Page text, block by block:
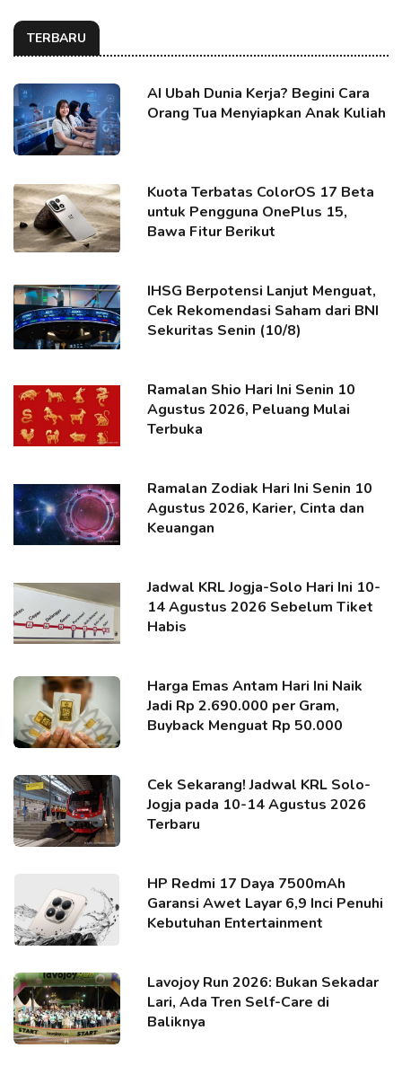
TERBARU
AI Ubah Dunia Kerja? Begini Cara
Orang Tua Menyiapkan Anak Kuliah
Kuota Terbatas ColorOS 17 Beta
untuk Pengguna OnePlus 15,
Bawa Fitur Berikut
IHSG Berpotensi Lanjut Menguat,
Cek Rekomendasi Saham dari BNI
Sekuritas Senin (10/8)
Ramalan Shio Hari Ini Senin 10
Agustus 2026, Peluang Mulai
Terbuka
Ramalan Zodiak Hari Ini Senin 10
Agustus 2026, Karier, Cinta dan
Keuangan
Jadwal KRL Jogja-Solo Hari Ini 10-
14 Agustus 2026 Sebelum Tiket
Habis
Harga Emas Antam Hari Ini Naik
Jadi Rp 2.690.000 per Gram,
Buyback Menguat Rp 50.000
Cek Sekarang! Jadwal KRL Solo-
Jogja pada 10-14 Agustus 2026
Terbaru
HP Redmi 17 Daya 7500mAh
Garansi Awet Layar 6,9 Inci Penuhi
Kebutuhan Entertainment
Lavojoy Run 2026: Bukan Sekadar
Lari, Ada Tren Self-Care di
Baliknya